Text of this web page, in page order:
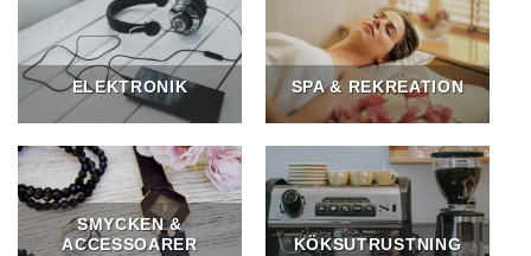
ELEKTRONIK SPA & REKREATION
SMYCKEN &
ACCESSOARER
KÖKSUTRUSTNING